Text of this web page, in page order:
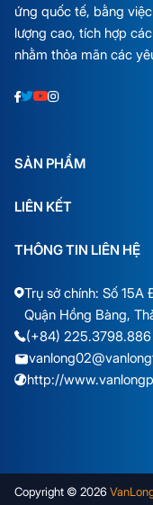
ứng quốc tế, bằng
lượng cao, tích hợp
nhằm thỏa mãn các
SẢN PHẨM
LIÊN KẾT
THÔNG TIN LIÊN HỆ
Trụ sở chính: Số 15A
Quận Hồng Bàng,
(+84) 225.3798.886
http://
Copyright © 2026